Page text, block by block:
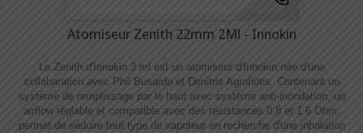
Atomiseur Zenith 22mm 2Ml - Innokin
Le Zenith d'Innokin 3 ml est un atomiseur d'Innokin née d'une
collabaration avec Phil Busardo et Dimitris Agrafiotis. Contenant un
système de remplissage par le haut avec système anti-inondation, un
airflow réglable et compatible avec des résistances 0.8 et 1.6 Ohm,
permet de séduire tout type de vapoteur en recherche d'une inhalation